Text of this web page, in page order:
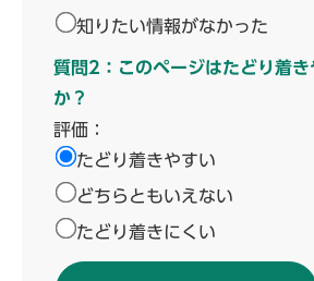
知りたい情報がなかった
質問2：このページはたどり着き
か？
評価：
たどり着きやすい
どちらともいえない
たどり着きにくい